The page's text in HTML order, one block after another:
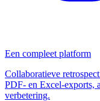
Een compleet platform
Collaboratieve
PDF- en Excel-exports,
verbetering.